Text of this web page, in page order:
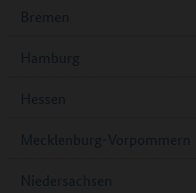
Bremen
Hamburg
Hessen
Mecklenburg-Vorpommern
Niedersachsen